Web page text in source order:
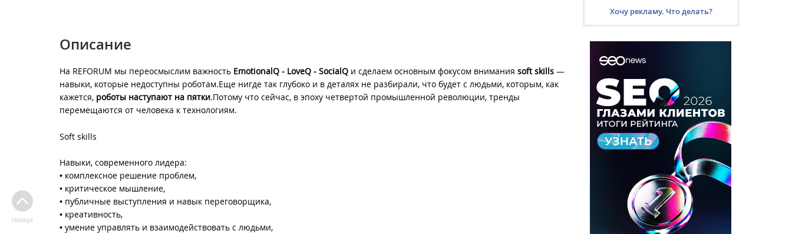
Описание
На REFORUM мы переосмыслим важность EmotionalQ - LoveQ - SocialQ и сделаем основным фокусом внимания soft skills —
навыки, которые недоступны роботам.Еще нигде так глубоко и в деталях не разбирали, что будет с людьми, которым, как
кажется, роботы наступают на пятки.Потому что сейчас, в эпоху четвертой промышленной революции, тренды
перемещаются от человека к технологиям.
Soft skills
Навыки, современного лидера:
• комплексное решение проблем,
• критическое мышление,
• публичные выступления и навык переговорщика,
• креативность,
• умение управлять и взаимодействовать с людьми,
Наверх
Хочу рекламу. Что делать?